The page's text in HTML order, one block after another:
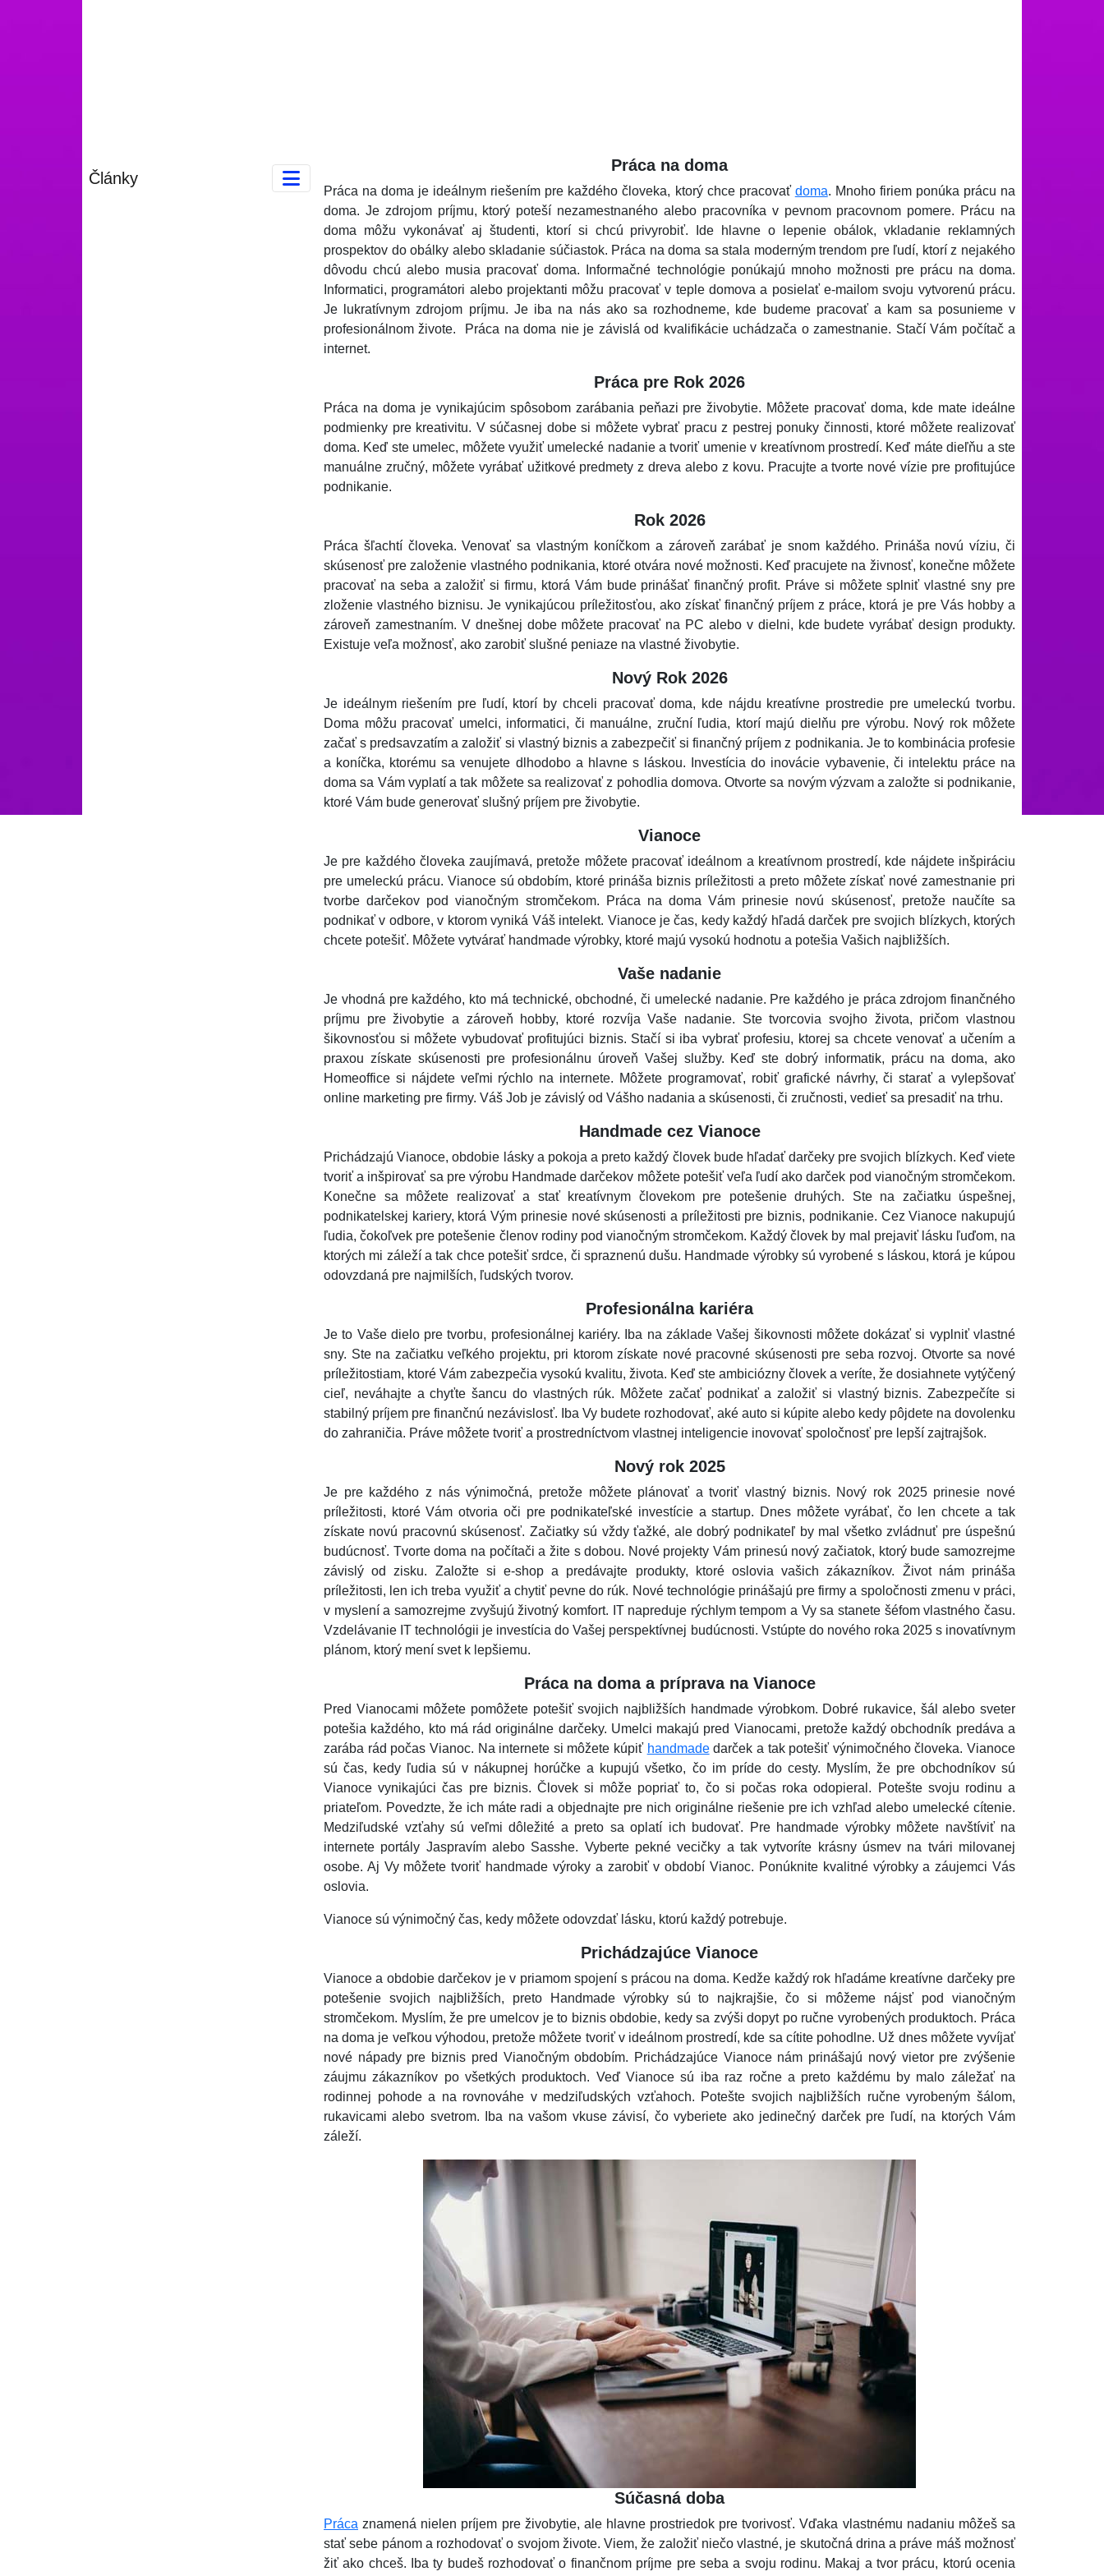
Články
Práca na doma
Práca na doma je ideálnym riešením pre každého človeka, ktorý chce pracovať doma. Mnoho firiem ponúka prácu na
doma. Je zdrojom príjmu, ktorý poteší nezamestnaného alebo pracovníka v pevnom pracovnom pomere. Prácu na
doma môžu vykonávať aj študenti, ktorí si chcú privyrobiť. Ide hlavne o lepenie obálok, vkladanie reklamných
prospektov do obálky alebo skladanie súčiastok. Práca na doma sa stala moderným trendom pre ľudí, ktorí z nejakého
dôvodu chcú alebo musia pracovať doma. Informačné technológie ponúkajú mnoho možnosti pre prácu na doma.
Informatici, programátori alebo projektanti môžu pracovať v teple domova a posielať e-mailom svoju vytvorenú prácu.
Je lukratívnym zdrojom príjmu. Je iba na nás ako sa rozhodneme, kde budeme pracovať a kam sa posunieme v
profesionálnom živote. Práca na doma nie je závislá od kvalifikácie uchádzača o zamestnanie. Stačí Vám počítač a
internet.
Práca pre Rok 2026
Práca na doma je vynikajúcim spôsobom zarábania peňazi pre živobytie. Môžete pracovať doma, kde mate ideálne
podmienky pre kreativitu. V súčasnej dobe si môžete vybrať pracu z pestrej ponuky činnosti, ktoré môžete realizovať
doma. Keď ste umelec, môžete využiť umelecké nadanie a tvoriť umenie v kreatívnom prostredí. Keď máte dieľňu a ste
manuálne zručný, môžete vyrábať užitkové predmety z dreva alebo z kovu. Pracujte a tvorte nové vízie pre profitujúce
podnikanie.
Rok 2026
Práca šľachtí človeka. Venovať sa vlastným koníčkom a zároveň zarábať je snom každého. Prináša novú víziu, či
skúsenosť pre založenie vlastného podnikania, ktoré otvára nové možnosti. Keď pracujete na živnosť, konečne môžete
pracovať na seba a založiť si firmu, ktorá Vám bude prinášať finančný profit. Práve si môžete splniť vlastné sny pre
zloženie vlastného biznisu. Je vynikajúcou príležitosťou, ako získať finančný príjem z práce, ktorá je pre Vás hobby a
zároveň zamestnaním. V dnešnej dobe môžete pracovať na PC alebo v dielni, kde budete vyrábať design produkty.
Existuje veľa možnosť, ako zarobiť slušné peniaze na vlastné živobytie.
Nový Rok 2026
Je ideálnym riešením pre ľudí, ktorí by chceli pracovať doma, kde nájdu kreatívne prostredie pre umeleckú tvorbu.
Doma môžu pracovať umelci, informatici, či manuálne, zruční ľudia, ktorí majú dielňu pre výrobu. Nový rok môžete
začať s predsavzatím a založiť si vlastný biznis a zabezpečiť si finančný príjem z podnikania. Je to kombinácia profesie
a koníčka, ktorému sa venujete dlhodobo a hlavne s láskou. Investícia do inovácie vybavenie, či intelektu práce na
doma sa Vám vyplatí a tak môžete sa realizovať z pohodlia domova. Otvorte sa novým výzvam a založte si podnikanie,
ktoré Vám bude generovať slušný príjem pre živobytie.
Vianoce
Je pre každého človeka zaujímavá, pretože môžete pracovať ideálnom a kreatívnom prostredí, kde nájdete inšpiráciu
pre umeleckú prácu. Vianoce sú obdobím, ktoré prináša biznis príležitosti a preto môžete získať nové zamestnanie pri
tvorbe darčekov pod vianočným stromčekom. Práca na doma Vám prinesie novú skúsenosť, pretože naučíte sa
podnikať v odbore, v ktorom vyniká Váš intelekt. Vianoce je čas, kedy každý hľadá darček pre svojich blízkych, ktorých
chcete potešiť. Môžete vytvárať handmade výrobky, ktoré majú vysokú hodnotu a potešia Vašich najbližších.
Vaše nadanie
Je vhodná pre každého, kto má technické, obchodné, či umelecké nadanie. Pre každého je práca zdrojom finančného
príjmu pre živobytie a zároveň hobby, ktoré rozvíja Vaše nadanie. Ste tvorcovia svojho života, pričom vlastnou
šikovnosťou si môžete vybudovať profitujúci biznis. Stačí si iba vybrať profesiu, ktorej sa chcete venovať a učením a
praxou získate skúsenosti pre profesionálnu úroveň Vašej služby. Keď ste dobrý informatik, prácu na doma, ako
Homeoffice si nájdete veľmi rýchlo na internete. Môžete programovať, robiť grafické návrhy, či starať a vylepšovať
online marketing pre firmy. Váš Job je závislý od Vášho nadania a skúsenosti, či zručnosti, vedieť sa presadiť na trhu.
Handmade cez Vianoce
Prichádzajú Vianoce, obdobie lásky a pokoja a preto každý človek bude hľadať darčeky pre svojich blízkych. Keď viete
tvoriť a inšpirovať sa pre výrobu Handmade darčekov môžete potešiť veľa ľudí ako darček pod vianočným stromčekom.
Konečne sa môžete realizovať a stať kreatívnym človekom pre potešenie druhých. Ste na začiatku úspešnej,
podnikatelskej kariery, ktorá Vým prinesie nové skúsenosti a príležitosti pre biznis, podnikanie. Cez Vianoce nakupujú
ľudia, čokoľvek pre potešenie členov rodiny pod vianočným stromčekom. Každý človek by mal prejaviť lásku ľuďom, na
ktorých mi záleží a tak chce potešiť srdce, či spraznenú dušu. Handmade výrobky sú vyrobené s láskou, ktorá je kúpou
odovzdaná pre najmilších, ľudských tvorov.
Profesionálna kariéra
Je to Vaše dielo pre tvorbu, profesionálnej kariéry. Iba na základe Vašej šikovnosti môžete dokázať si vyplniť vlastné
sny. Ste na začiatku veľkého projektu, pri ktorom získate nové pracovné skúsenosti pre seba rozvoj. Otvorte sa nové
príležitostiam, ktoré Vám zabezpečia vysokú kvalitu, života. Keď ste ambiciózny človek a veríte, že dosiahnete vytýčený
cieľ, neváhajte a chyťte šancu do vlastných rúk. Môžete začať podnikať a založiť si vlastný biznis. Zabezpečíte si
stabilný príjem pre finančnú nezávislosť. Iba Vy budete rozhodovať, aké auto si kúpite alebo kedy pôjdete na dovolenku
do zahraničia. Práve môžete tvoriť a prostredníctvom vlastnej inteligencie inovovať spoločnosť pre lepší zajtrajšok.
Nový rok 2025
Je pre každého z nás výnimočná, pretože môžete plánovať a tvoriť vlastný biznis. Nový rok 2025 prinesie nové
príležitosti, ktoré Vám otvoria oči pre podnikateľské investície a startup. Dnes môžete vyrábať, čo len chcete a tak
získate novú pracovnú skúsenosť. Začiatky sú vždy ťažké, ale dobrý podnikateľ by mal všetko zvládnuť pre úspešnú
budúcnosť. Tvorte doma na počítači a žite s dobou. Nové projekty Vám prinesú nový začiatok, ktorý bude samozrejme
závislý od zisku. Založte si e-shop a predávajte produkty, ktoré oslovia vašich zákazníkov. Život nám prináša
príležitosti, len ich treba využiť a chytiť pevne do rúk. Nové technológie prinášajú pre firmy a spoločnosti zmenu v práci,
v myslení a samozrejme zvyšujú životný komfort. IT napreduje rýchlym tempom a Vy sa stanete šéfom vlastného času.
Vzdelávanie IT technológii je investícia do Vašej perspektívnej budúcnosti. Vstúpte do nového roka 2025 s inovatívnym
plánom, ktorý mení svet k lepšiemu.
Práca na doma a príprava na Vianoce
Pred Vianocami môžete pomôžete potešiť svojich najbližších handmade výrobkom. Dobré rukavice, šál alebo sveter
potešia každého, kto má rád originálne darčeky. Umelci makajú pred Vianocami, pretože každý obchodník predáva a
zarába rád počas Vianoc. Na internete si môžete kúpiť handmadedarček a tak potešiť výnimočného človeka. Vianoce
sú čas, kedy ľudia sú v nákupnej horúčke a kupujú všetko, čo im príde do cesty. Myslím, že pre obchodníkov sú
Vianoce vynikajúci čas pre biznis. Človek si môže popriať to, čo si počas roka odopieral. Potešte svoju rodinu a
priateľom. Povedzte, že ich máte radi a objednajte pre nich originálne riešenie pre ich vzhľad alebo umelecké cítenie.
Medziľudské vzťahy sú veľmi dôležité a preto sa oplatí ich budovať. Pre handmade výrobky môžete navštíviť na
internete portály Jaspravím alebo Sasshe. Vyberte pekné vecičky a tak vytvoríte krásny úsmev na tvári milovanej
osobe. Aj Vy môžete tvoriť handmade výroky a zarobiť v období Vianoc. Ponúknite kvalitné výrobky a záujemci Vás
oslovia.
Vianoce sú výnimočný čas, kedy môžete odovzdať lásku, ktorú každý potrebuje.
Prichádzajúce Vianoce
Vianoce a obdobie darčekov je v priamom spojení s prácou na doma. Kedže každý rok hľadáme kreatívne darčeky pre
potešenie svojich najbližších, preto Handmade výrobky sú to najkrajšie, čo si môžeme nájsť pod vianočným
stromčekom. Myslím, že pre umelcov je to biznis obdobie, kedy sa zvýši dopyt po ručne vyrobených produktoch. Práca
na doma je veľkou výhodou, pretože môžete tvoriť v ideálnom prostredí, kde sa cítite pohodlne. Už dnes môžete vyvíjať
nové nápady pre biznis pred Vianočným obdobím. Prichádzajúce Vianoce nám prinášajú nový vietor pre zvýšenie
záujmu zákazníkov po všetkých produktoch. Veď Vianoce sú iba raz ročne a preto každému by malo záležať na
rodinnej pohode a na rovnováhe v medziľudských vzťahoch. Potešte svojich najbližších ručne vyrobeným šálom,
rukavicami alebo svetrom. Iba na vašom vkuse závisí, čo vyberiete ako jedinečný darček pre ľudí, na ktorých Vám
záleží.
Súčasná doba
Práca znamená nielen príjem pre živobytie, ale hlavne prostriedok pre tvorivosť. Vďaka vlastnému nadaniu môžeš sa
stať sebe pánom a rozhodovať o svojom živote. Viem, že založiť niečo vlastné, je skutočná drina a práve máš možnosť
žiť ako chceš. Iba ty budeš rozhodovať o finančnom príjme pre seba a svoju rodinu. Makaj a tvor prácu, ktorú ocenia